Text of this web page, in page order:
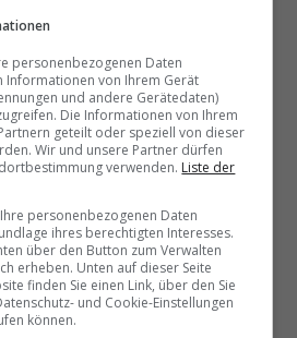
konsequent befolgt werden.
Entwicklung vor und während der
Reiseveranstalter und offizielle
WM im kommenden
Mexiko sorgt zwar international für
von Behörden und
Gefahr für die Fussball-WM
meist regional begrenzt und
Sicherheitskräfte oder
gegen internationale
personenbezogenen Daten
von Ihrem Gerät
und andere Gerätedaten)
Die Informationen von Ihrem
geteilt oder speziell von dieser
Wir und unsere Partner dürfen
verwenden. Liste der
personenbezogenen Daten
ihres berechtigten Interesses.
über den Button zum Verwalten
erheben. Unten auf dieser Seite
finden Sie einen Link, über den Sie
und Cookie-Einstellungen
können.